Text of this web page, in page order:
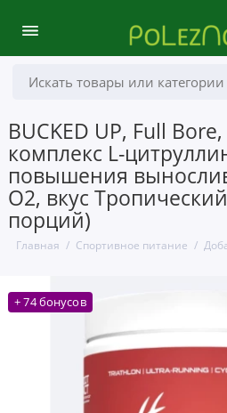
BUCKED UP, Full
комплекс L-
повышения
O2, вкус
порций)
Главная Спортивное питание
+ 74 бонусов